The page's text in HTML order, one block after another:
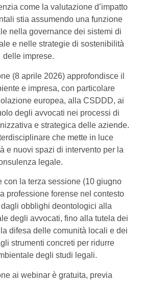
come la valutazione d’impatto
stia assumendo una funzione
nella governance dei sistemi di
e nelle strategie di sostenibilità
delle imprese.
(8 aprile 2026) approfondisce il
e impresa, con particolare
europea, alla CSDDD, ai
degli avvocati nei processi di
e strategica delle aziende.
che mette in luce
e nuovi spazi di intervento per la
legale.
con la terza sessione (10 giugno
professione forense nel contesto
obblighi deontologici alla
degli avvocati, fino alla tutela dei
difesa delle comunità locali e dei
strumenti concreti per ridurre
degli studi legali.
ai webinar è gratuita, previa